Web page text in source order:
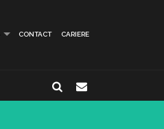
CONTACT CARIERE